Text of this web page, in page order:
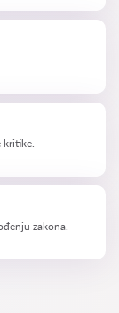
kritike.
zakona.